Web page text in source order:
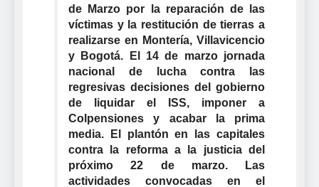
de Marzo por la reparación de las
víctimas y la restitución de tierras a
realizarse en Montería, Villavicencio
y Bogotá. El 14 de marzo jornada
nacional de lucha contra las
regresivas decisiones del gobierno
de liquidar el ISS, imponer a
Colpensiones y acabar la prima
media. El plantón en las capitales
contra la reforma a la justicia del
próximo 22 de marzo. Las
actividades convocadas en el